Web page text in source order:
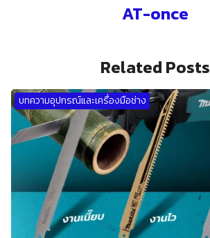
AT-once
Related Posts
บทความอุปกรณ์และเครื่องมือช่าง